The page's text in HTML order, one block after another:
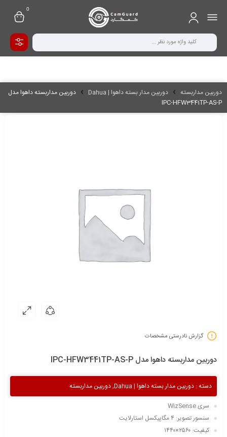
0
دوربین مداربسته دوربین مدار بسته داهوا | Dahua
دوربین مداربسته داهوا مدل
IPC-HFW3441TP-AS-P
گزارش نادرستی مشخصات
دوربین مداربسته داهوا مدل IPC-HFW3441TP-AS-P
دسته : دوربین مدار بسته داهوا | Dahua ,دوربین مداربسته
سری WizSense
سنسور تصویر: ۴ مگاپیکسل استارلایت
کیفیت: ۲۵۶۰×۱۴۴۰